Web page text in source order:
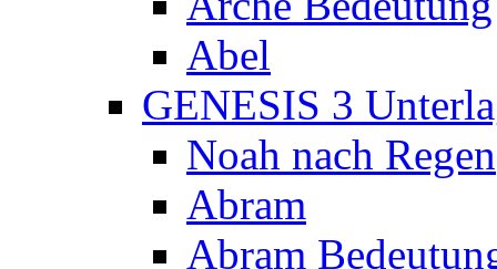
Abel
GENESIS 3
Noah nach Regen
Abram
Abram